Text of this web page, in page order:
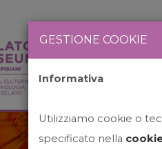
GESTIONE COOKIE
Informativa
Utilizziamo cookie o
specificato nella